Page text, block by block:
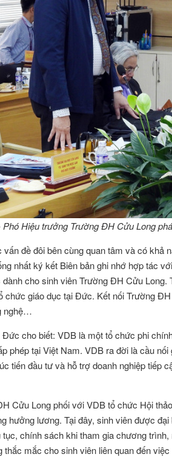
Hiệu trưởng Trường ĐH Cửu Long
đề đôi bên cùng quan tâm và có khả
nhất ký kết Biên bản ghi nhớ hợp tác
cho sinh viên Trường ĐH Cửu
chức giáo dục tại Đức. Kết nối Trường
nghệ…
cho biết: VDB là một tổ chức phi
phép tại Việt Nam. VDB ra đời là cầu
tiến đầu tư và hỗ trợ doanh nghiệp tiếp
Cửu Long phối với VDB tổ chức Hội
hưởng lương. Tại đây, sinh viên được
chính sách khi tham gia chương
mắc cho sinh viên liên quan đến